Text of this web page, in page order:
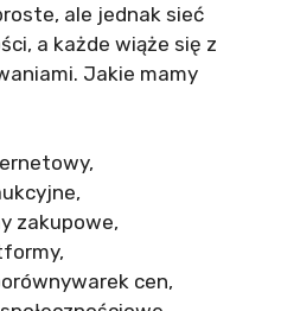
ale jednak sieć
a każde wiąże się z
Jakie mamy
zakupowe,
cen,